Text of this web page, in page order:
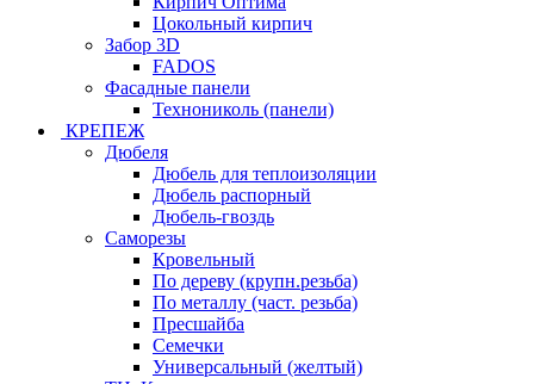
Цокольный кирпич
Забор 3D
FADOS
Фасадные панели
Технониколь (панели)
КРЕПЕЖ
Дюбеля
Дюбель для теплоизоляции
Дюбель распорный
Дюбель-гвоздь
Саморезы
Кровельный
По дереву (крупн.резьба)
По металлу (част. резьба)
Пресшайба
Семечки
Универсальный (желтый)